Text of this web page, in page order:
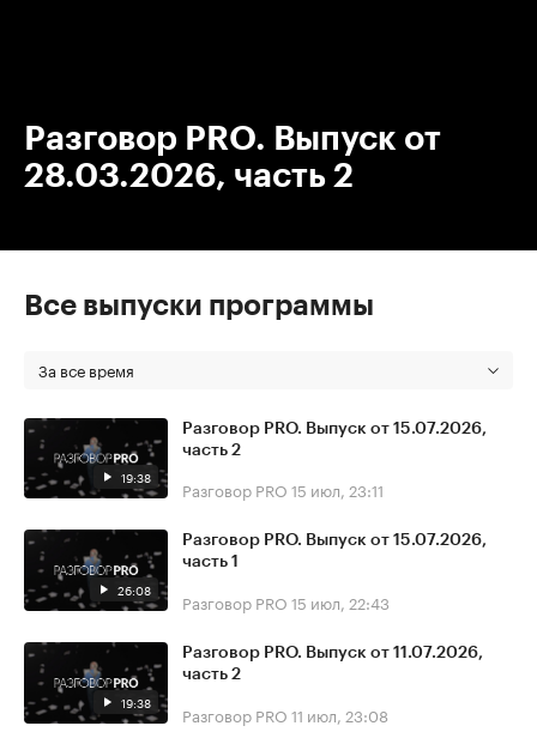
Разговор PRO. Выпуск от
28.03.2026, часть 2
Все выпуски программы
За все время
19:38
Разговор PRO. Выпуск от 15.07.2026,
часть 2
Разговор PRO 15 июл, 23:11
26:08
Разговор PRO. Выпуск от 15.07.2026,
часть 1
Разговор PRO 15 июл, 22:43
19:38
Разговор PRO. Выпуск от 11.07.2026,
часть 2
Разговор PRO 11 июл, 23:08